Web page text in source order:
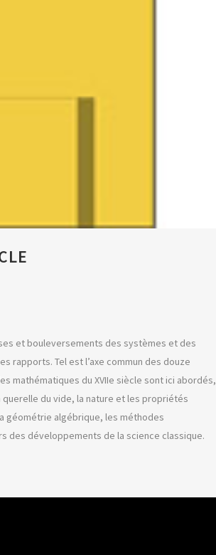
et bouleversements des systèmes et des
rapports. Tel est l’axe commun des douze
mathématiques du XVIIe siècle sont ici abordés,
querelle du vide, la nature et les propriétés
géométrie algébrique, les méthodes
des développements de la science classique.